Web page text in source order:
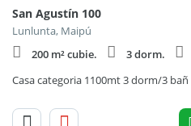
San Agustín 100
Lunlunta, Maipú
200 m² cubie.
3 dorm.
Casa categoria 1100mt 3 dorm/3